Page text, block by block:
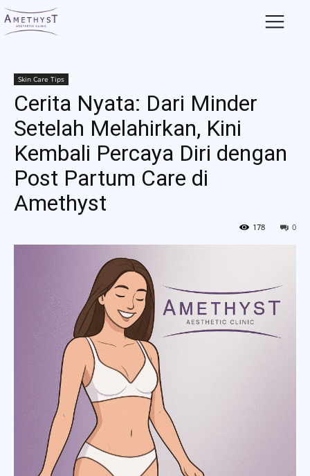
Skin Care Tips
Cerita Nyata: Dari Minder
Setelah Melahirkan, Kini
Kembali Percaya Diri dengan
Post Partum Care di
Amethyst
0
178